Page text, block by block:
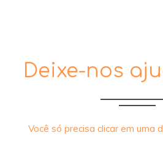
Deixe-nos
Você só precisa clicar em uma